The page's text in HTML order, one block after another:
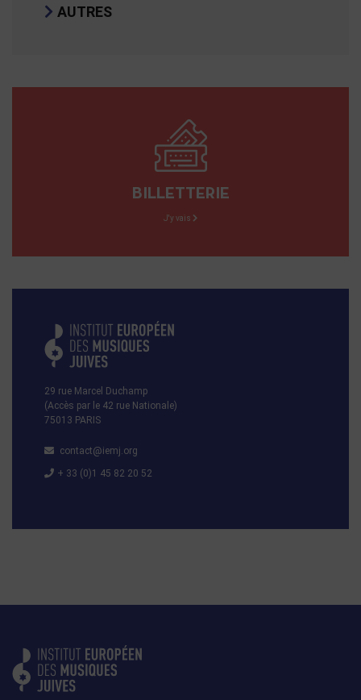
AUTRES
BILLETTERIE
J'y vais
29 rue Marcel Duchamp
(Accès par le 42 rue Nationale)
75013 PARIS
contact@iemj.org
+ 33 (0)1 45 82 20 52